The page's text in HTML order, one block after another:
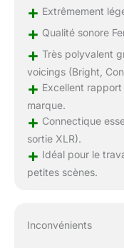
+ Extrêmement
+ Qualité sonore
+ Très polyvalent
voicings (Bright,
+ Excellent
marque.
+ Connectique
sortie XLR).
+ Idéal pour le
petites scènes.
Inconvénients